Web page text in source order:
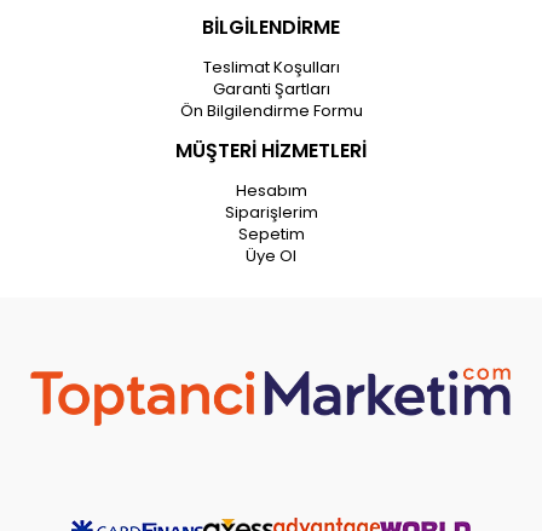
BİLGİLENDİRME
Teslimat Koşulları
Garanti Şartları
Ön Bilgilendirme Formu
MÜŞTERİ HİZMETLERİ
Hesabım
Siparişlerim
Sepetim
Üye Ol